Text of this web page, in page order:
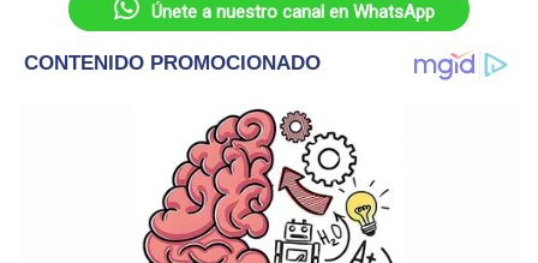
Únete a nuestro canal en WhatsApp